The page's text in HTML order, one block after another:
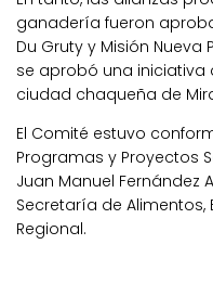
ganadería fueron
Du Gruty y Misión
se aprobó una iniciativa
ciudad chaqueña de
El Comité estuvo
Programas y Proyectos
Juan Manuel Fernández
Secretaría de
Regional.